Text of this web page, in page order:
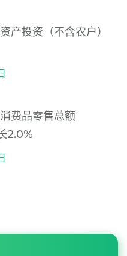
产投资（不含农户）
费品零售总额
2.0%